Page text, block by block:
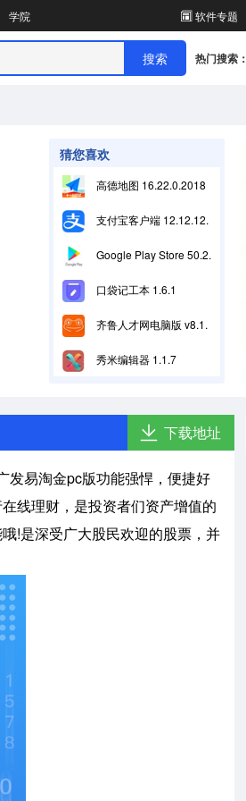
学院 软件专题
热门搜索：
猜您喜欢
高德地图 16.22.0.2018
支付宝客户端 12.12.12.8000
Google Play Store 50.2.11-24 [0] [PR] 869835577
口袋记工本 1.6.1
齐鲁人才网电脑版 v8.1.2
秀米编辑器 1.1.7
下载地址
发易淘金pc版功能强悍，便捷好
线理财，是投资者们资产增值的
!是深受广大股民欢迎的股票，并